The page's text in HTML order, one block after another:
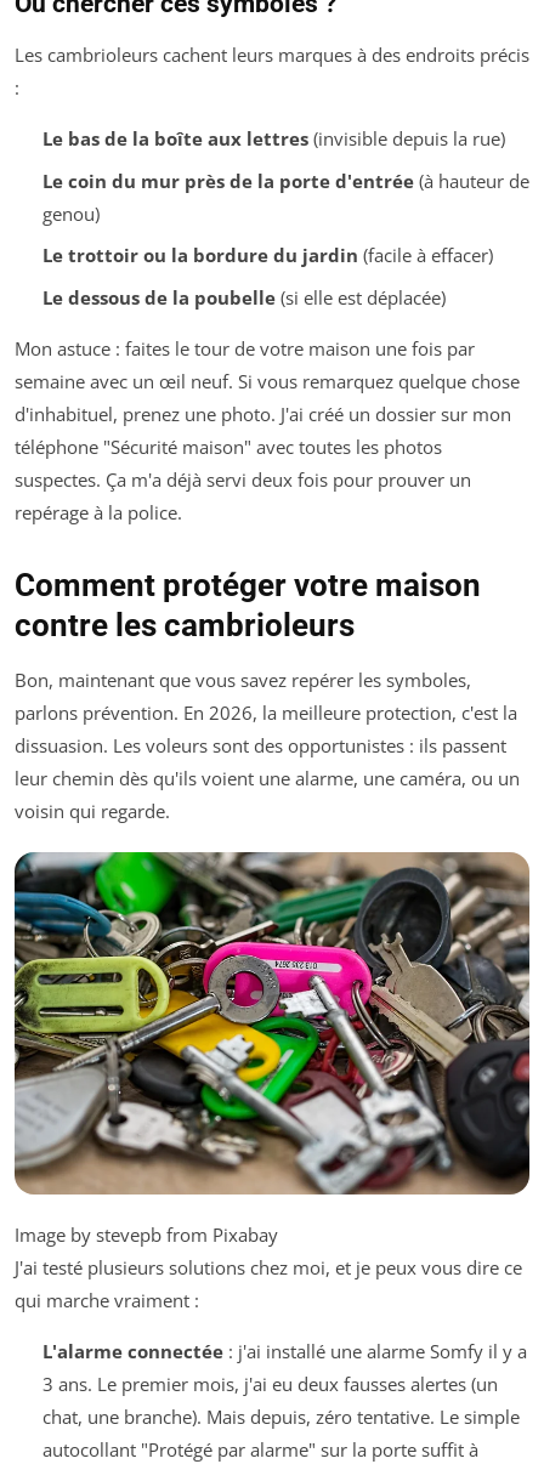
Les cambrioleurs cachent leurs marques à des endroits précis
:
Le bas de la boîte aux lettres(invisible depuis la rue)
Le coin du mur près de la porte d'entrée(à hauteur de
genou)
Le trottoir ou la bordure du jardin (facile à effacer)
Le dessous de la poubelle(si elle est déplacée)
Mon astuce : faites le tour de votre maison une fois par
semaine avec un œil neuf. Si vous remarquez quelque chose
d'inhabituel, prenez une photo. J'ai créé un dossier sur mon
téléphone "Sécurité maison" avec toutes les photos
suspectes. Ça m'a déjà servi deux fois pour prouver un
repérage à la police.
Comment protéger votre maison
contre les cambrioleurs
Bon, maintenant que vous savez repérer les symboles,
parlons prévention. En 2026, la meilleure protection, c'est la
dissuasion. Les voleurs sont des opportunistes : ils passent
leur chemin dès qu'ils voient une alarme, une caméra, ou un
voisin qui regarde.
Image by stevepb from Pixabay
J'ai testé plusieurs solutions chez moi, et je peux vous dire ce
qui marche vraiment :
L'alarme connectée: j'ai installé une alarme Somfy il y a
3 ans. Le premier mois, j'ai eu deux fausses alertes (un
chat, une branche). Mais depuis, zéro tentative. Le simple
autocollant "Protégé par alarme" sur la porte suffit à